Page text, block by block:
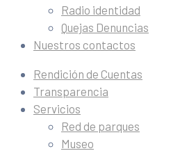
Radio identidad
Quejas Denuncias
Nuestros contactos
Rendición de Cuentas
Transparencia
Servicios
Red de parques
Museo